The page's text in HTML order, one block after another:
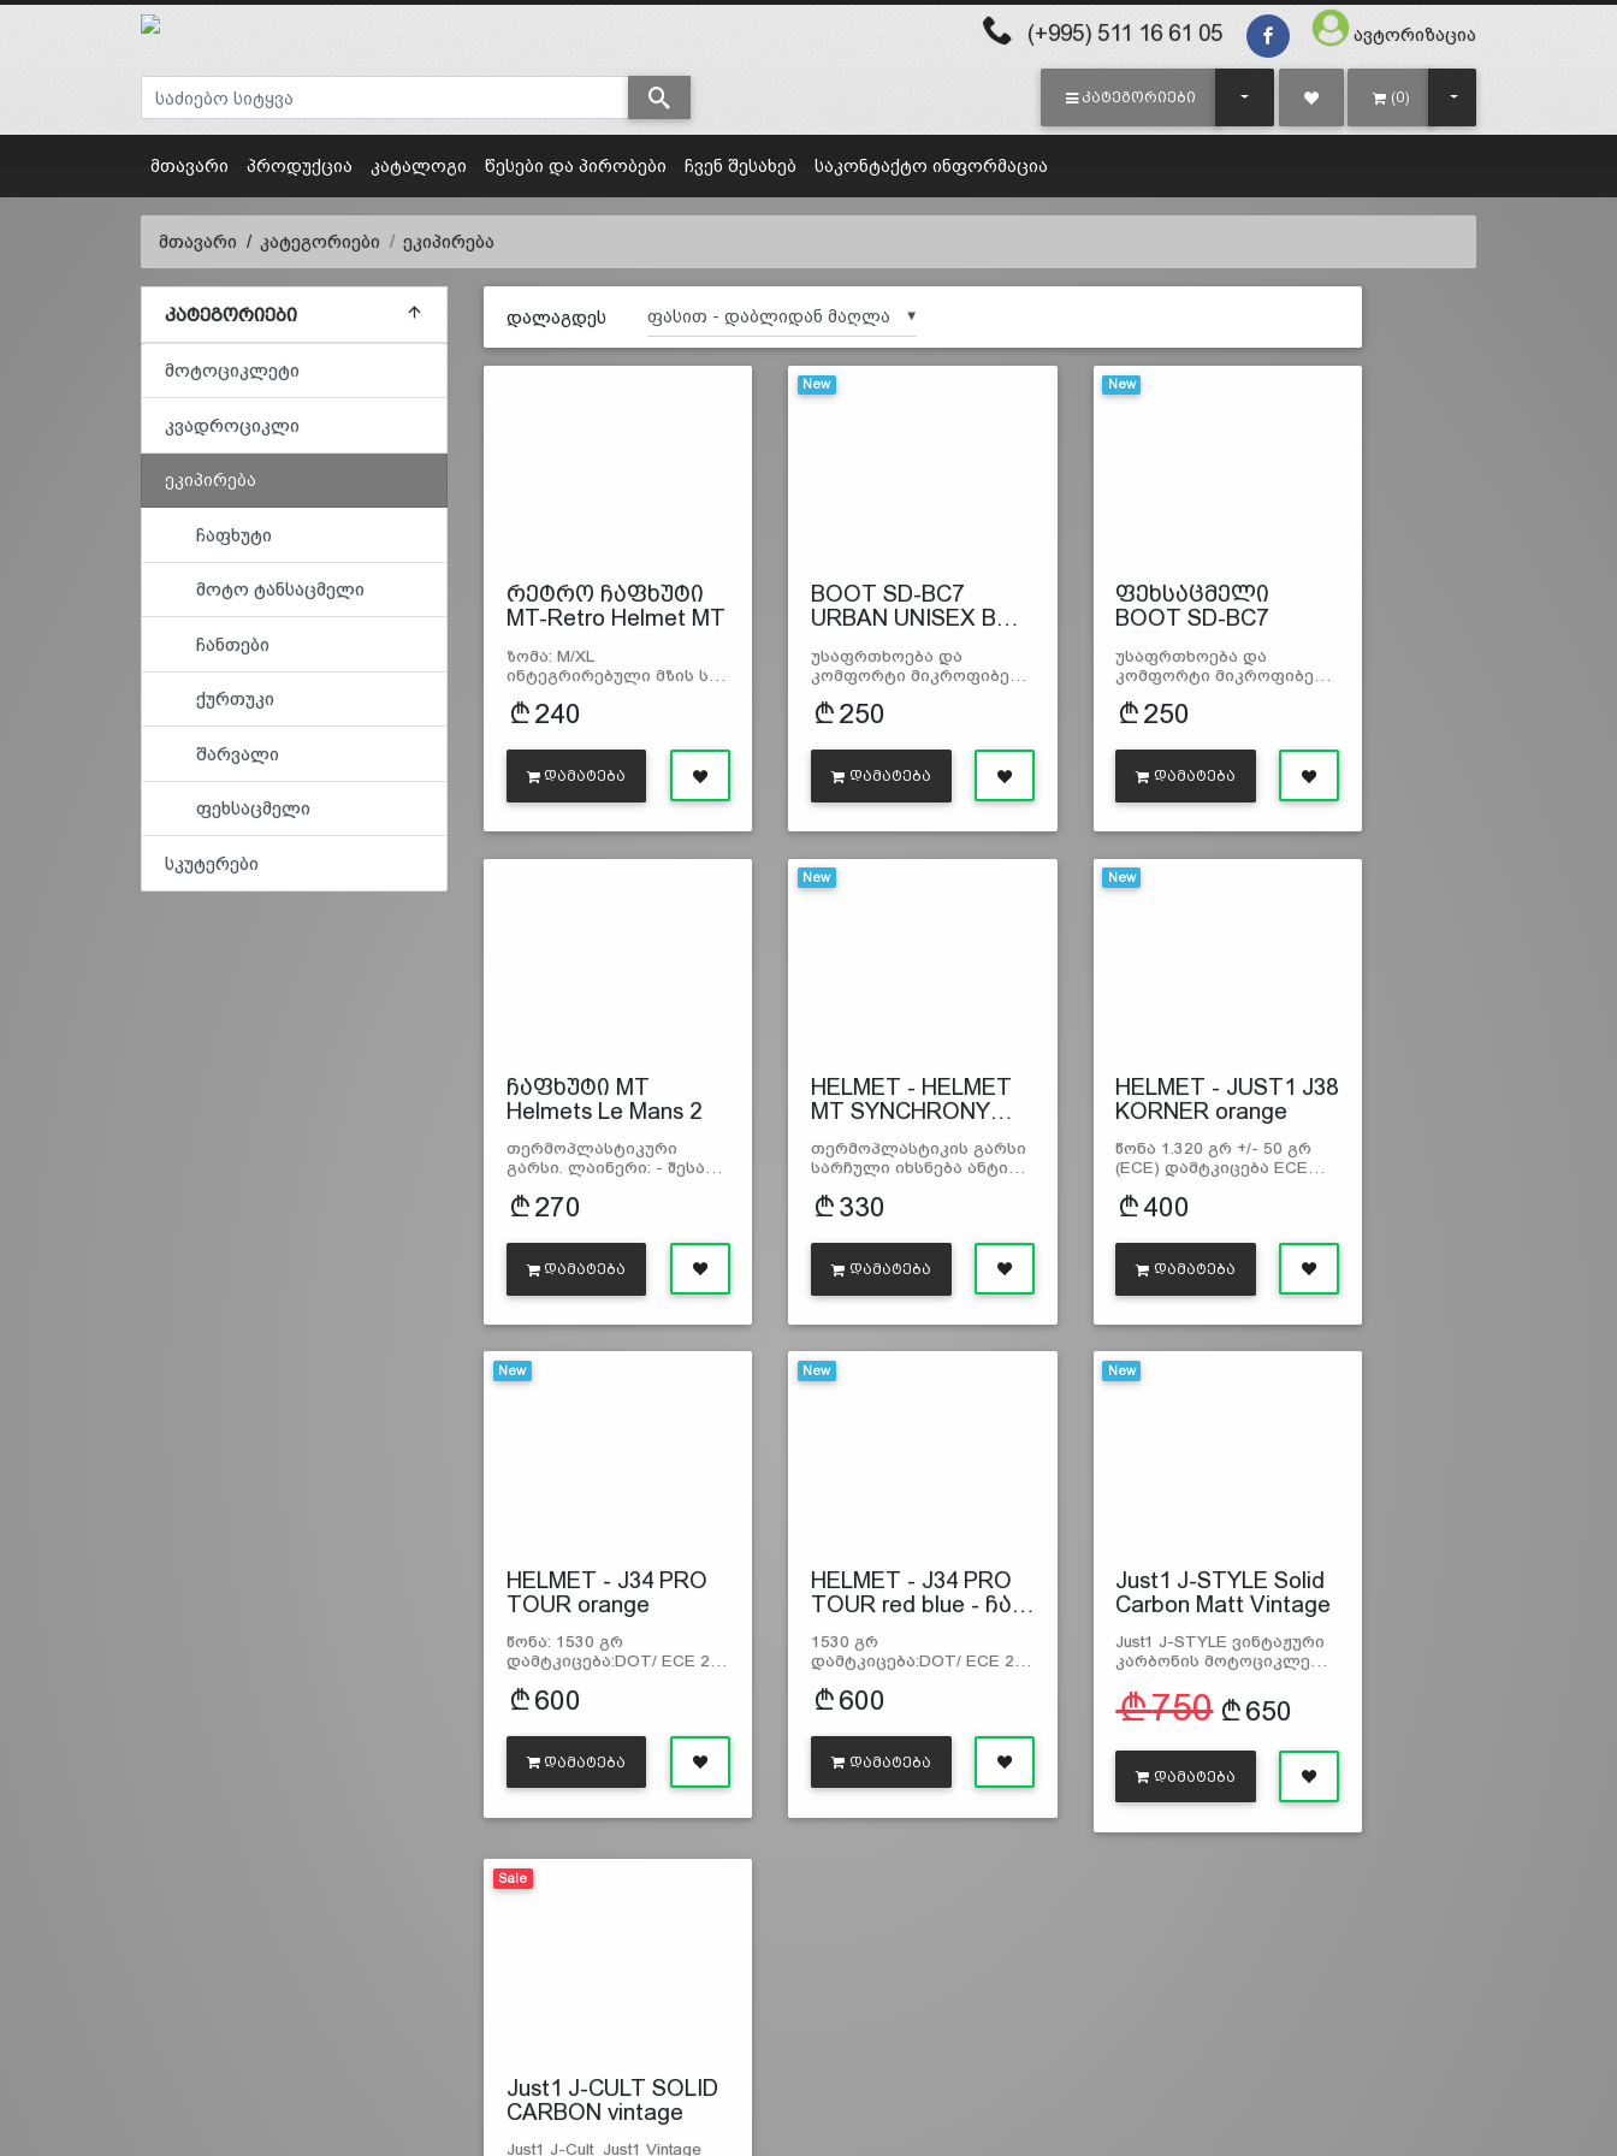
(+995) 511 16 61 05 ავტორიზაცია
ᲙᲐᲢᲔᲒᲝᲠᲘᲔᲑᲘ TOGGLE DROPDOWN(0) TOGGLE DROPDOWN
მთავარი პროდუქცია კატალოგი წესები და პირობები ჩვენ შესახებ საკონტაქტო ინფორმაცია
მთავარი კატეგორიები ეკიპირება
ᲙᲐᲢᲔᲒᲝᲠᲘᲔᲑᲘ
მოტოციკლეტი
კვადროციკლი
ეკიპირება
ჩაფხუტი
მოტო ტანსაცმელი
ჩანთები
ქურთუკი
შარვალი
ფეხსაცმელი
სკუტერები
დალაგდეს ▼
რეტრო ჩაფხუტი
MT-Retro Helmet MT
ზომა: M/XL
ინტეგრირებული მზის ს…
240
ᲓᲐᲛᲐᲢᲔᲑᲐ
New
BOOT SD-BC7
URBAN UNISEX B…
უსაფრთხოება და
კომფორტი მიკროფიბე…
250
ᲓᲐᲛᲐᲢᲔᲑᲐ
New
ფეხსაცმელი
BOOT SD-BC7
უსაფრთხოება და
კომფორტი მიკროფიბე…
250
ᲓᲐᲛᲐᲢᲔᲑᲐ
ჩაფხუტი MT
Helmets Le Mans 2
თერმოპლასტიკური
გარსი. ლაინერი: - შესა…
270
ᲓᲐᲛᲐᲢᲔᲑᲐ
New
HELMET - HELMET
MT SYNCHRONY…
თერმოპლასტიკის გარსი
სარჩული იხსნება ანტი…
330
ᲓᲐᲛᲐᲢᲔᲑᲐ
New
HELMET - JUST1 J38
KORNER orange
წონა 1.320 გრ +/- 50 გრ
(ECE) დამტკიცება ECE…
400
ᲓᲐᲛᲐᲢᲔᲑᲐ
New
HELMET - J34 PRO
TOUR orange
წონა: 1530 გრ
დამტკიცება:DOT/ ECE 2…
600
ᲓᲐᲛᲐᲢᲔᲑᲐ
New
HELMET - J34 PRO
TOUR red blue - ჩა…
1530 გრ
დამტკიცება:DOT/ ECE 2…
600
ᲓᲐᲛᲐᲢᲔᲑᲐ
New
Just1 J-STYLE Solid
Carbon Matt Vintage
Just1 J-STYLE ვინტაჟური
კარბონის მოტოციკლე…
750 650
ᲓᲐᲛᲐᲢᲔᲑᲐ
Sale
Just1 J-CULT SOLID
CARBON vintage
Just1 J-Cult Just1 Vintage